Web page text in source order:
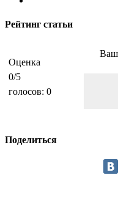
Рейтинг статьи
Оценка
0/5
голосов: 0
Поделиться